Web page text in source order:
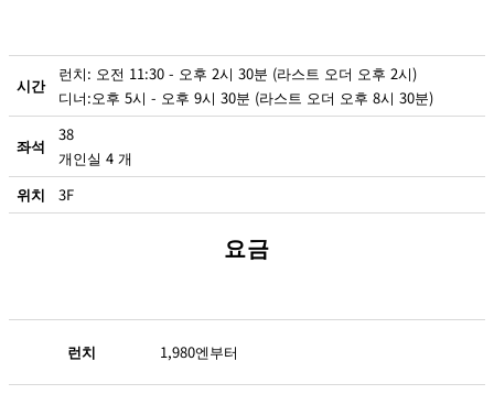
시간
런치: 오전 11:30 - 오후 2시 30분 (라스트 오더 오후 2시)
디너:오후 5시 - 오후 9시 30분 (라스트 오더 오후 8시 30분)
좌석
38
개인실 4 개
위치
3F
요금
런치 1,980엔부터